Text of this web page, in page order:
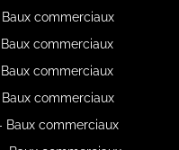
commerciaux
commerciaux
commerciaux
commerciaux
Baux commerciaux